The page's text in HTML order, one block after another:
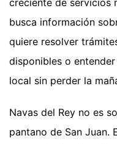
busca información
quiere resolver
disponibles o
local sin perder la
Navas del Rey no es
pantano de San Juan.